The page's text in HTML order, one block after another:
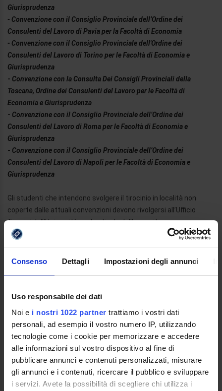
Consenso Dettagli Impostazioni degli annunci
Uso responsabile dei dati
Noi e i nostri 1022 partner trattiamo i vostri dati
personali, ad esempio il vostro numero IP, utilizzando
tecnologie come i cookie per memorizzare e accedere
alle informazioni sul vostro dispositivo al fine di
pubblicare annunci e contenuti personalizzati, misurare
gli annunci e i contenuti, ricercare il pubblico e sviluppare
i servizi. Avete la possibilità di scegliere chi utilizza i
Giurisprudenza
- Convenzione con il Consiglio Provinciale dell’Ordine dei
Consulenti del Lavoro diPaviaper la Facoltà di Economia
- Convenzione con il Consiglio Provinciale dell'Ordine dei
Consulenti del Lavoro di Torino per le Facoltà di Economia e
Giurisprudenza
- Convenzione con la Consulta Dei Consigli Provinciali della
Toscana, Ordine dei Consulenti del Lavoro per le Facoltà di
Economia e Giurisprudenza
- Convenzione con il Consiglio Provinciale dell’Ordine dei
Consulenti del Lavoro di Roma per le Facoltà di Economia e
Giurisprudenza
- Convenzione con il Consiglio Provinciale dell’Ordine dei
Consulenti del Lavoro di Napoli per le Facoltà di Economia e
Giurisprudenza
Gli studenti che intendono svolgere il tirocinio in località non
coperte dalle attuali convenzioni devono rivolgersi all’Ufficio
Tirocini dell’Università per la stipula dell’apposita convenzione.
Nazionale del Notariato
Accordo integrativo della convenzione quadro tra il Ministero
della Giustizia, il MIUR e il Consiglio Nazionale del Notariato,
in tema di tirocinio per l’accesso svolto in concomitanza con
l’ultimo anno del corso di studio per il conseguimento della
laurea in Giurisprudenza